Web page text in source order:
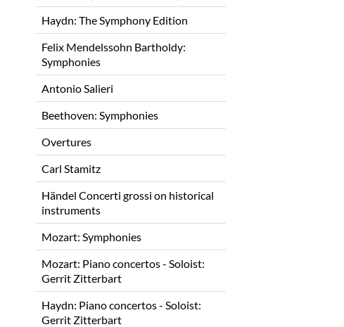
Haydn: The Symphony Edition
Felix Mendelssohn Bartholdy:
Symphonies
Antonio Salieri
Beethoven: Symphonies
Overtures
Carl Stamitz
Händel Concerti grossi on historical
instruments
Mozart: Symphonies
Mozart: Piano concertos - Soloist:
Gerrit Zitterbart
Haydn: Piano concertos - Soloist:
Gerrit Zitterbart